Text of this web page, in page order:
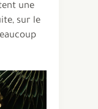
une
sur le